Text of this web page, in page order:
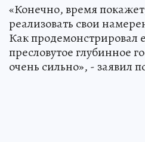
«Конечно, время
реализовать свои
Как продемонстрировал
пресловутое глубинное
очень сильно», - заявил